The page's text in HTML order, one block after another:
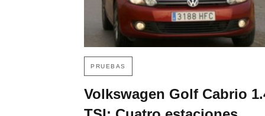
PRUEBAS
Volkswagen Golf Cabrio